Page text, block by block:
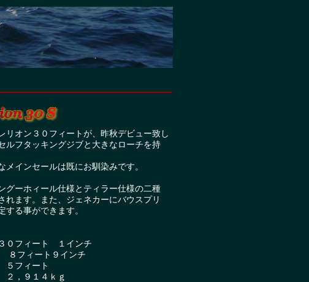
３０フィートが、昨秋デビュー致し
ッキングジブと大きなローチを持
セールは既にお馴染みです。
ィール仕様とティラー仕様の二種
。また、ジェネカーにバウスプリ
ができます。
ート １インチ
ト９インチ
ィート
１４ｋｇ